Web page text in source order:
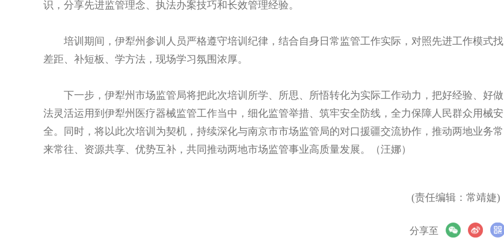
识，分享先进监管理念、执法办案技巧和长效管理经验。
培训期间，伊犁州参训人员严格遵守培训纪律，结合自身日常监管工作实际，对照先进工作模式找
差距、补短板、学方法，现场学习氛围浓厚。
下一步，伊犁州市场监管局将把此次培训所学、所思、所悟转化为实际工作动力，把好经验、好做
法灵活运用到伊犁州医疗器械监管工作当中，细化监管举措、筑牢安全防线，全力保障人民群众用械安
全。同时，将以此次培训为契机，持续深化与南京市市场监管局的对口援疆交流协作，推动两地业务常
来常往、资源共享、优势互补，共同推动两地市场监管事业高质量发展。（汪娜）
(责任编辑：常靖婕)
分享至